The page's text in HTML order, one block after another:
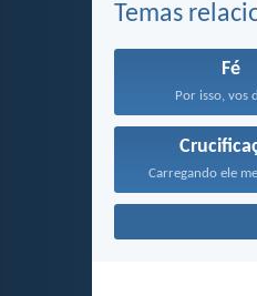
Temas
Fé
Por isso, vos
Carregando ele